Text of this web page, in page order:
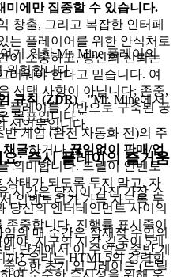
기 위한 Mr. Mine 플레이의
위험합니다.
규칙 (ZDR)- "Mr. Mine에서
목표입니다."
게임 (완전 자동화 전)의 주
채굴하거나끊임없이 판매/업
의미합니다. 드릴이 인벤토
상태가 되도록 두지 말고, 자
인벤토리가 가득 차도록 두
의 매 순간은 잠재적 수입의
단계에서 이 수익은 중반 게
요한 초기 업그레이드 (드릴
미에만 집중할 수 있습니다.
창출, 그리고 복잡한 인터페
는 플레이어를 위한 안식처로
이 소중하고, 당신의 신뢰는
러워야 한다고 믿습니다. 여
선택 사항이 아닙니다; 존중,
플레이를 기반으로 구축된 궁
선언문입니다.
: 즉시 플레이의 즐거움
시간은 당신이 가진 가장 소
당신의 엔터테인먼트 사이의
존중합니다. 진행률 표시줄이
야, 지구의 지각 깊숙이 5레
까? 우리는 HTML5의 강력함
여 순수한 즉시성을 위해 우